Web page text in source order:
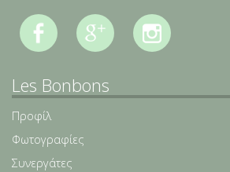
Les Bonbons
Προφίλ
Φωτογραφίες
Συνεργάτες